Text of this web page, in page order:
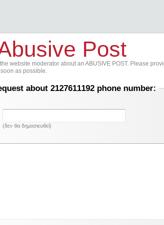
Post
website moderator about an ABUSIVE POST. Please
as possible.
about 2127611192 phone number:
(δεν θα δημοσιευθεί)